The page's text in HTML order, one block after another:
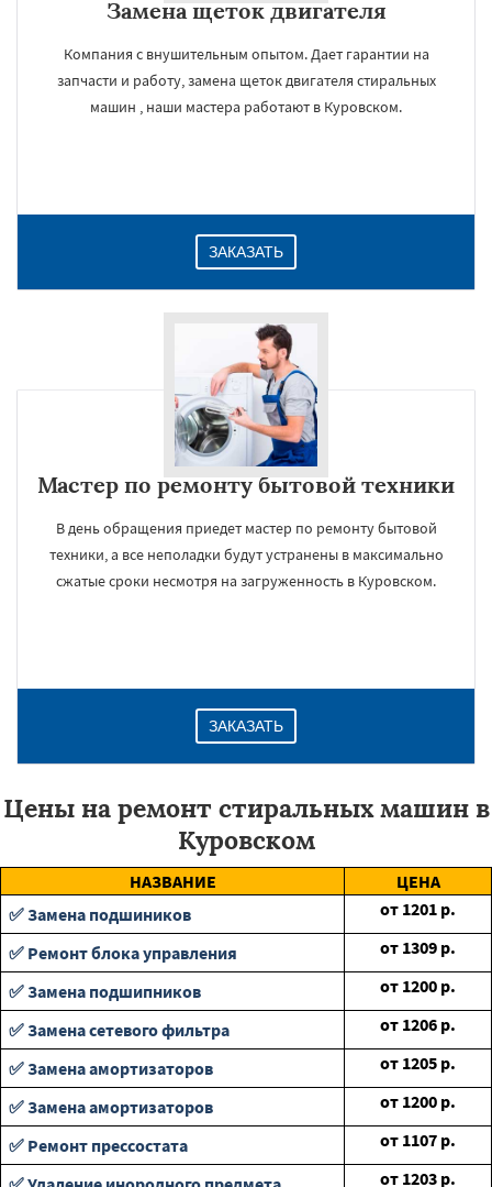
Замена щеток двигателя
Компания с внушительным опытом. Дает гарантии на
запчасти и работу, замена щеток двигателя стиральных
машин , наши мастера работают в Куровском.
ЗАКАЗАТЬ
Мастер по ремонту бытовой техники
В день обращения приедет мастер по ремонту бытовой
техники, а все неполадки будут устранены в максимально
сжатые сроки несмотря на загруженность в Куровском.
ЗАКАЗАТЬ
Цены на ремонт стиральных машин в
Куровском
НАЗВАНИЕ
ЦЕНА
✅ Замена подшиников
от 1201 р.
✅ Ремонт блока управления
от 1309 р.
✅ Замена подшипников
от 1200 р.
✅ Замена сетевого фильтра
от 1206 р.
✅ Замена амортизаторов
от 1205 р.
✅ Замена амортизаторов
от 1200 р.
✅ Ремонт прессостата
от 1107 р.
от 1203 р.